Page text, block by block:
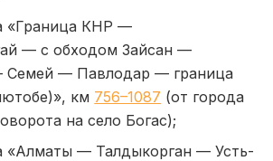
«Граница КНР —
— с обходом Зайсан —
Семей — Павлодар — граница
км 756–1087 (от города
на село Богас);
«Алматы — Талдыкорган — Усть-